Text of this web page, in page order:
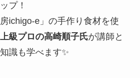
プ！
ichigo-e」の手作り食材を使
級プロの高崎順子氏が講師と
識も学べます✨